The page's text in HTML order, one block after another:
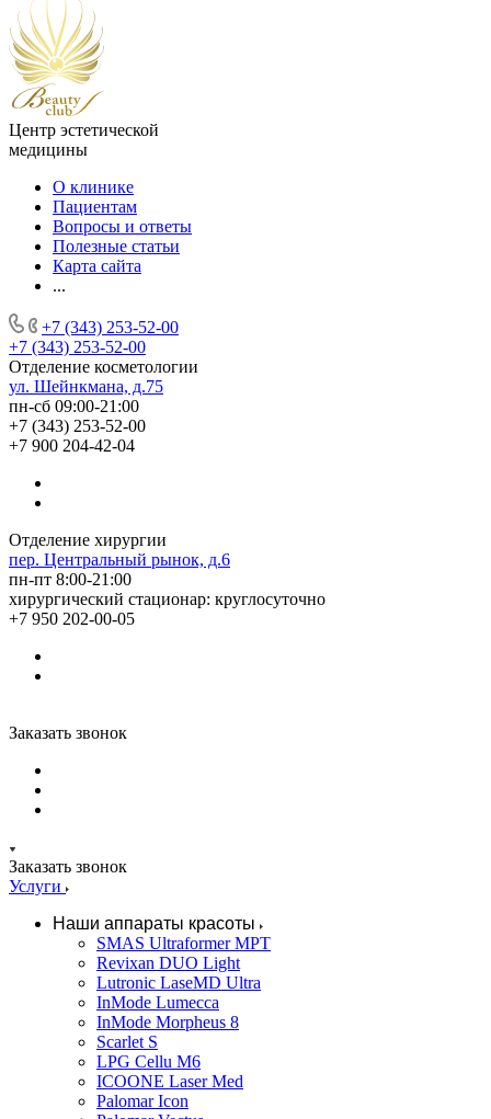
Центр эстетической
медицины
О клинике
Пациентам
Вопросы и ответы
Полезные статьи
Карта сайта
...
+7 (343) 253-52-00
+7 (343) 253-52-00
Отделение косметологии
ул. Шейнкмана, д.75
пн-сб 09:00-21:00
+7 (343) 253-52-00
+7 900 204-42-04
Отделение хирургии
пер. Центральный рынок, д.6
пн-пт 8:00-21:00
хирургический стационар: круглосуточно
+7 950 202-00-05
Заказать звонок
Заказать звонок
Услуги
Наши аппараты красоты
SMAS Ultraformer MPT
Revixan DUO Light
Lutronic LaseMD Ultra
InMode Lumecca
InMode Morpheus 8
Scarlet S
LPG Cellu M6
ICOONE Laser Med
Palomar Icon